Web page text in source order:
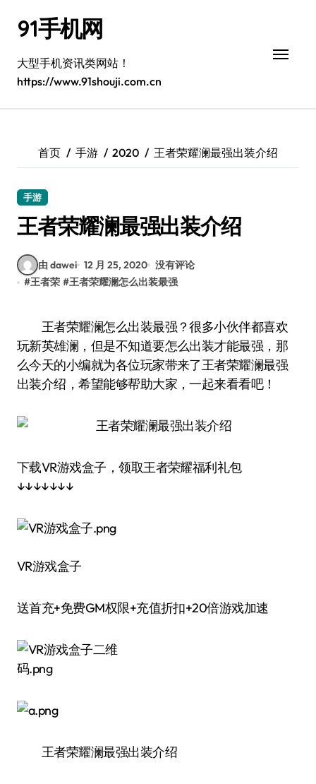
91手机网
大型手机资讯类网站！
https://www.91shouji.com.cn
首页 手游 2020 王者荣耀澜最强出装介绍
手游
王者荣耀澜最强出装介绍
由 dawei 12 月 25, 2020 没有评论
#王者荣 #王者荣耀澜怎么出装最强
王者荣耀澜怎么出装最强？很多小伙伴都喜欢
玩新英雄澜，但是不知道要怎么出装才能最强，那
么今天的小编就为各位玩家带来了王者荣耀澜最强
出装介绍，希望能够帮助大家，一起来看看吧！
下载VR游戏盒子，领取王者荣耀福利礼包
↓↓↓↓↓↓↓
VR游戏盒子
送首充+免费GM权限+充值折扣+20倍游戏加速
王者荣耀澜最强出装介绍